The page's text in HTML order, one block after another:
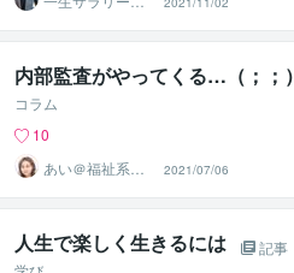
内部監査がやってくる…（；；）
コラム
10
あい＠福祉系臨
床心理士・公認
心理師
2021/07/06
人生で楽しく生きるには
記事